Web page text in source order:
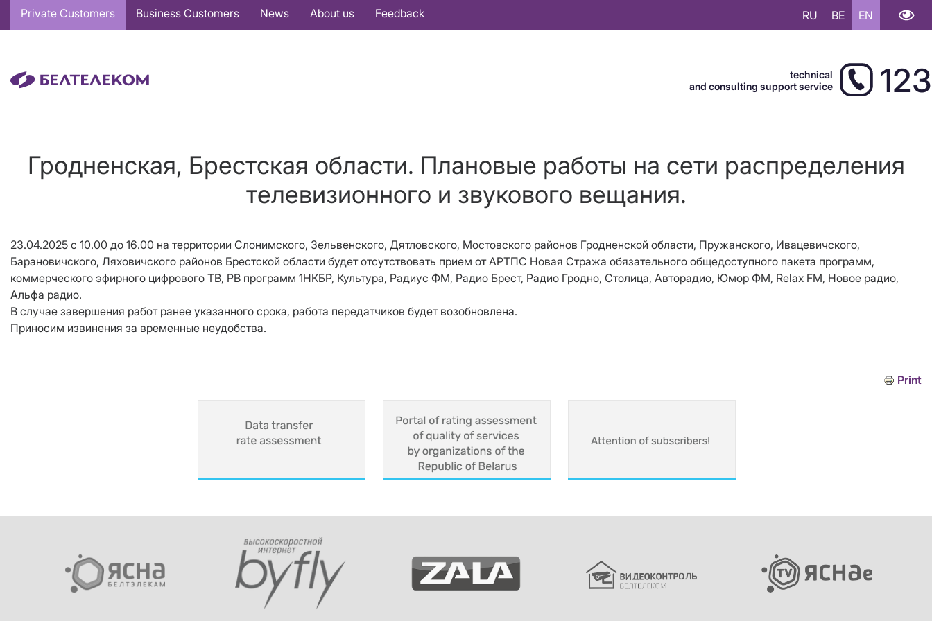
Основная
навигация
Private Customers Business Customers News About us Feedback RU BE EN
technical
and consulting support service
123
Гродненская, Брестская области. Плановые работы на сети распределения
телевизионного и звукового вещания.
23.04.2025 с 10.00 до 16.00 на территории Слонимского, Зельвенского, Дятловского, Мостовского районов Гродненской области, Пружанского, Ивацевичского,
Барановичского, Ляховичского районов Брестской области будет отсутствовать прием от АРТПС Новая Стража обязательного общедоступного пакета программ,
коммерческого эфирного цифрового ТВ, РВ программ 1НКБР, Культура, Радиус ФМ, Радио Брест, Радио Гродно, Столица, Авторадио, Юмор ФМ, Relax FM, Новое радио,
Альфа радио.
В случае завершения работ ранее указанного срока, работа передатчиков будет возобновлена.
Приносим извинения за временные неудобства.
Print